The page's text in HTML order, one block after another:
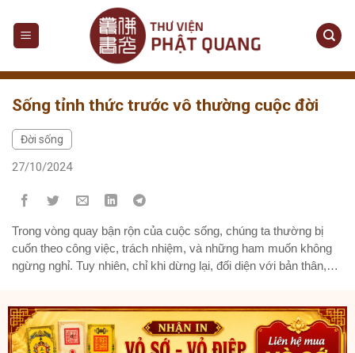
content
Sống tỉnh thức trước vô thường cuộc đời
Đời sống
27/10/2024
Trong vòng quay bận rộn của cuộc sống, chúng ta thường bị
cuốn theo công việc, trách nhiệm, và những ham muốn không
ngừng nghỉ. Tuy nhiên, chỉ khi dừng lại, đối diện với bản thân,